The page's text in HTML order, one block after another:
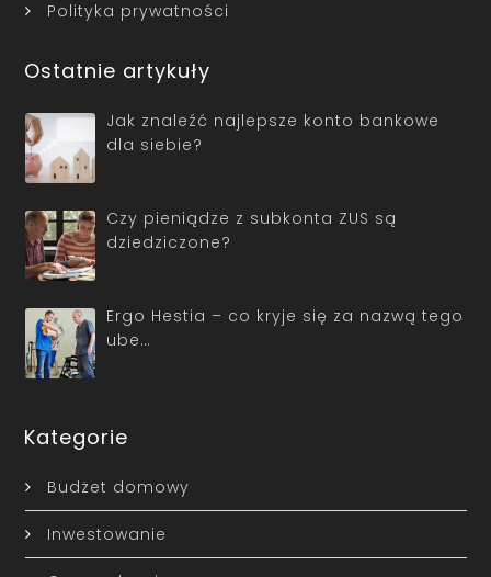
Polityka prywatności
Ostatnie artykuły
Jak znaleźć najlepsze konto bankowe
dla siebie?
Czy pieniądze z subkonta ZUS są
dziedziczone?
Ergo Hestia – co kryje się za nazwą tego
ube…
Kategorie
Budżet domowy
Inwestowanie